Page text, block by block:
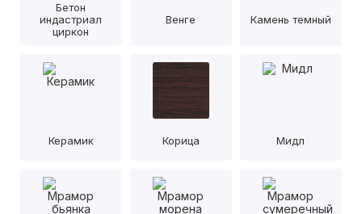
Бетон
индастриал
циркон
Венге Камень темный
Керамик Корица Мидл